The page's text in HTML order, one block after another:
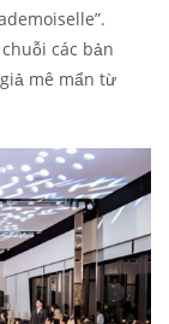
các bản
mê mẩn từ